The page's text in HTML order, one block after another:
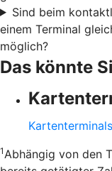
Sind beim
einem Terminal
möglich?
Das könnte
Kartenterminals
1 Abhängig von den